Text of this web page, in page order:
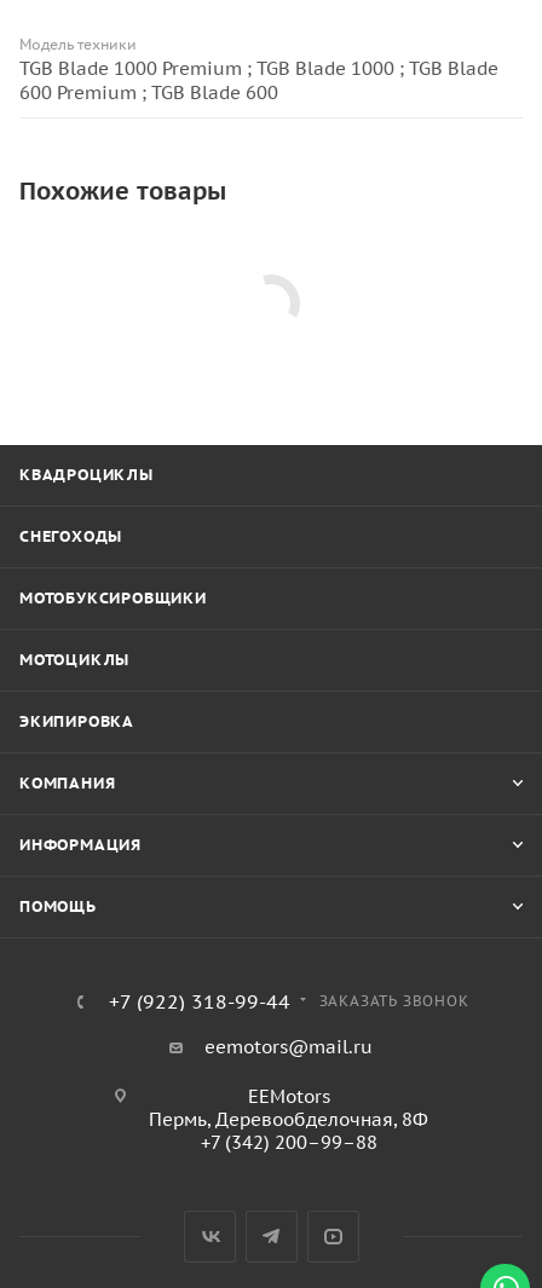
Модель техники
TGB Blade 1000 Premium ; TGB Blade 1000 ; TGB Blade
600 Premium ; TGB Blade 600
Похожие товары
КВАДРОЦИКЛЫ
СНЕГОХОДЫ
МОТОБУКСИРОВЩИКИ
МОТОЦИКЛЫ
ЭКИПИРОВКА
КОМПАНИЯ
ИНФОРМАЦИЯ
ПОМОЩЬ
+7 (922) 318-99-44 ЗАКАЗАТЬ ЗВОНОК
eemotors@mail.ru
EEMotors
Пермь, Деревообделочная, 8Ф
+7 (342) 200–99–88